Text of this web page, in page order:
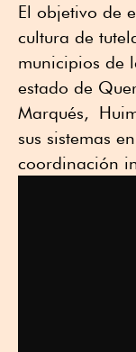
El objetivo de
cultura de
municipios de
estado de
Marqués,
sus sistemas
coordinación